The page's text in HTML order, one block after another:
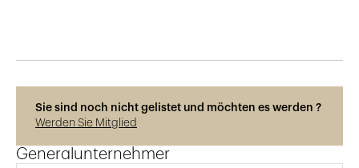
Sie sind noch nicht gelistet und möchten es werden ?
Werden Sie Mitglied
Generalunternehmer